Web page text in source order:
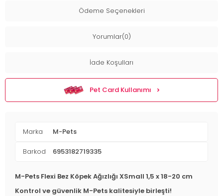
Ödeme Seçenekleri
Yorumlar(0)
İade Koşulları
Pet Card Kullanımı
Marka M-Pets
Barkod 6953182719335
M-Pets Flexi Bez Köpek Ağızlığı XSmall 1,5 x 18-20 cm
Kontrol ve güvenlik M-Pets kalitesiyle birleşti!